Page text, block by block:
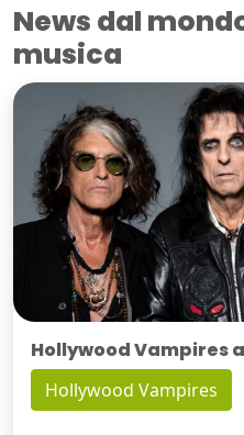
News dal
musica
Hollywood Vampires
Hollywood Vampires